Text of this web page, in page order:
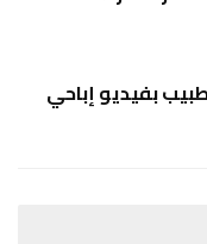
بفيديو إباحي